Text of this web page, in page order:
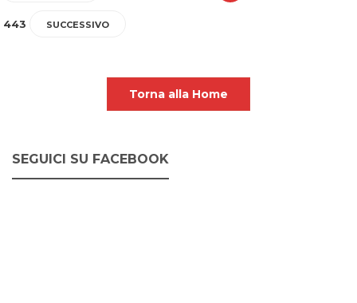
443 SUCCESSIVO
Torna alla Home
SEGUICI SU FACEBOOK